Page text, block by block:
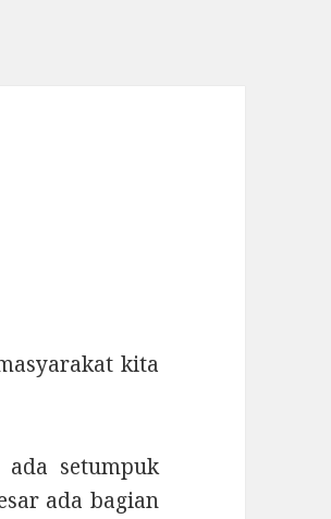
kita
setumpuk
ada bagian